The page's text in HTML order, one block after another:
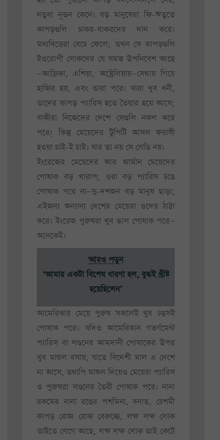
নতুবা নূতন কেনে। বড় মানুষেরা ফি-ঋতুতে
কাপড়গুলি চাকর-বাকরদের দান করে।
মধ্যবিত্তেরা বেচে ফেলে; তখন সে কাপড়গুলি
ইওরোপী লোকদের যে সমস্ত উপনিবেশ আছে
—আফ্রিকা, এশিয়া, অষ্ট্রেলিয়ায়—সেথায় গিয়ে
হাজির হয়, এবং তারা পরে। যারা খুব ধনী,
তাদের কাপড় প্যারিস হতে তৈয়ার হয়ে আসে;
বাকীরা নিজেদের দেশে সেগুলি নকল করে
পরে! কিন্তু মেয়েদের টুপিটি আসল ফরাসী
হওয়া চাই-ই চাই। যার তা নয় সে লেডি নয়।
ইংরেজের মেয়েদের আর জার্মান মেয়েদের
পোষাক বড় খারাপ; ওরা বড় প্যারিস ঢঙে
পোষাক পরে না—দু-দশজন বড় মানুষ ছাড়া;
এইজন্য অন্যান্য দেশের মেয়েরা ওদের ঠাট্টা
করে। ইংরেজ পুরুষরা খুব ভাল পোষাক পরে—
অনেকেই।
আরও পড়ুন
‘আমার একটা বিশেষ ধারণা হল, বুদ্ধই খ্রীষ্ট
হয়েছিলেন’
আমেরিকার মেয়ে পুরুষ সকলেই খুব ঢঙসই
পোষাক পরে। যদিও আমেরিকান গভর্ণমেণ্ট
প্যারিস বা লণ্ডনের আমদানী পোষাকের উপর
খুব মাশুল বসায়, যাতে বিদেশী মাল এ দেশে
না আসে, তথাপি মাশুল দিয়েও মেয়েরা প্যারিস
ও পুরুষরা লণ্ডনের তৈরী পোষাক পরে। নানা
রকমের নানা রঙের পশমিনা, বনাত, রেশমী
কাপড় রোজ রোজ বেরুচ্ছে, লক্ষ লক্ষ লোক
তাইতে লেগে আছে, লক্ষ লক্ষ লোক তাই কেটে